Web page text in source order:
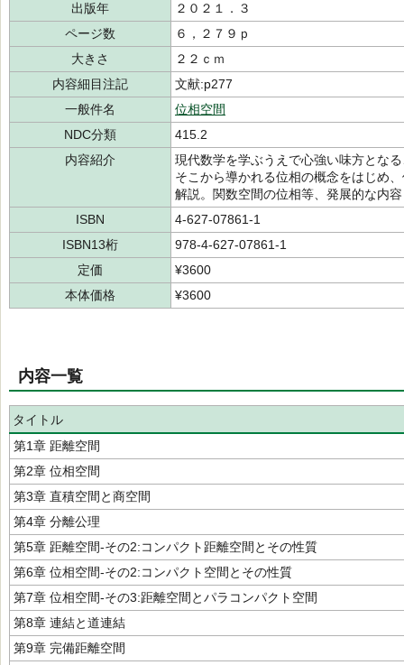
出版年
２０２１．３
ページ数
６，２７９ｐ
大きさ
２２ｃｍ
内容細目注記
文献:p277
一般件名
位相空間
NDC分類
415.2
内容紹介
現代数学を学ぶうえで心強い味方とな
そこから導かれる位相の概念をはじめ
解説。関数空間の位相等、発展的な内
ISBN
4-627-07861-1
ISBN13桁
978-4-627-07861-1
定価
¥3600
本体価格
¥3600
内容一覧
タイトル
第1章 距離空間
第2章 位相空間
第3章 直積空間と商空間
第4章 分離公理
第5章 距離空間-その2:コンパクト距離空間とその性質
第6章 位相空間-その2:コンパクト空間とその性質
第7章 位相空間-その3:距離空間とパラコンパクト空間
第8章 連結と道連結
第9章 完備距離空間